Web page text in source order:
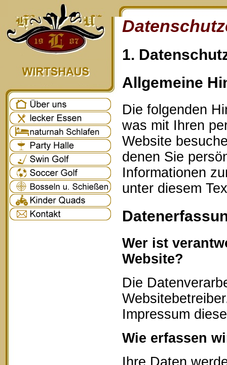
1.
Allgemeine
Die folgenden
was mit Ihren
Website
denen Sie
Informationen
unter diesem
Wer ist
Website?
Die
Impressum
Wie erfassen
Ihre Daten